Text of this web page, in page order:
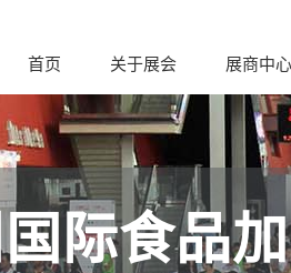
首页 关于展会 展商中心
际食品